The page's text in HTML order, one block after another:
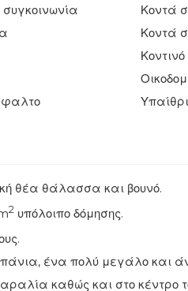
Κοντά
Κοντά
θέα θάλασσα και βουνό.
2 υπόλοιπο δόμησης.
ένα πολύ μεγάλο και
καθώς και στο κέντρο